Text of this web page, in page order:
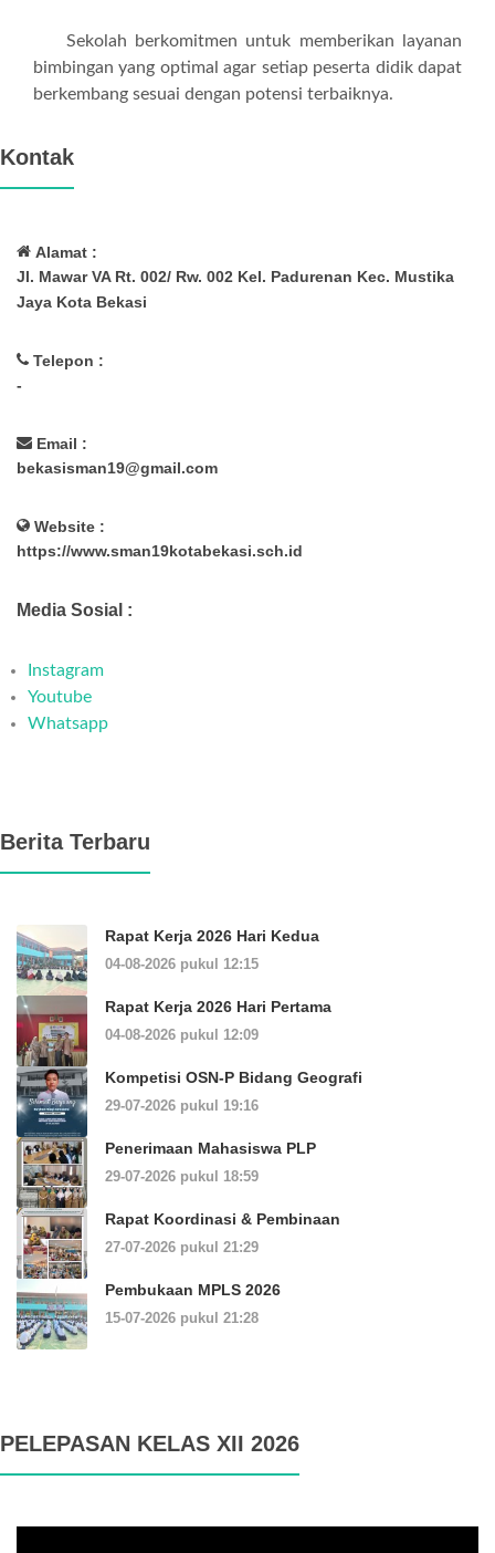
Sekolah berkomitmen untuk memberikan layanan
bimbingan yang optimal agar setiap peserta didik dapat
berkembang sesuai dengan potensi terbaiknya.
Kontak
Alamat :
Jl. Mawar VA Rt. 002/ Rw. 002 Kel. Padurenan Kec. Mustika
Jaya Kota Bekasi
Telepon :
-
Email :
bekasisman19@gmail.com
Website :
https://www.sman19kotabekasi.sch.id
Media Sosial :
Instagram
Youtube
Whatsapp
Berita Terbaru
Rapat Kerja 2026 Hari Kedua
04-08-2026 pukul 12:15
Rapat Kerja 2026 Hari Pertama
04-08-2026 pukul 12:09
Kompetisi OSN-P Bidang Geografi
29-07-2026 pukul 19:16
Penerimaan Mahasiswa PLP
29-07-2026 pukul 18:59
Rapat Koordinasi & Pembinaan
27-07-2026 pukul 21:29
Pembukaan MPLS 2026
15-07-2026 pukul 21:28
PELEPASAN KELAS XII 2026